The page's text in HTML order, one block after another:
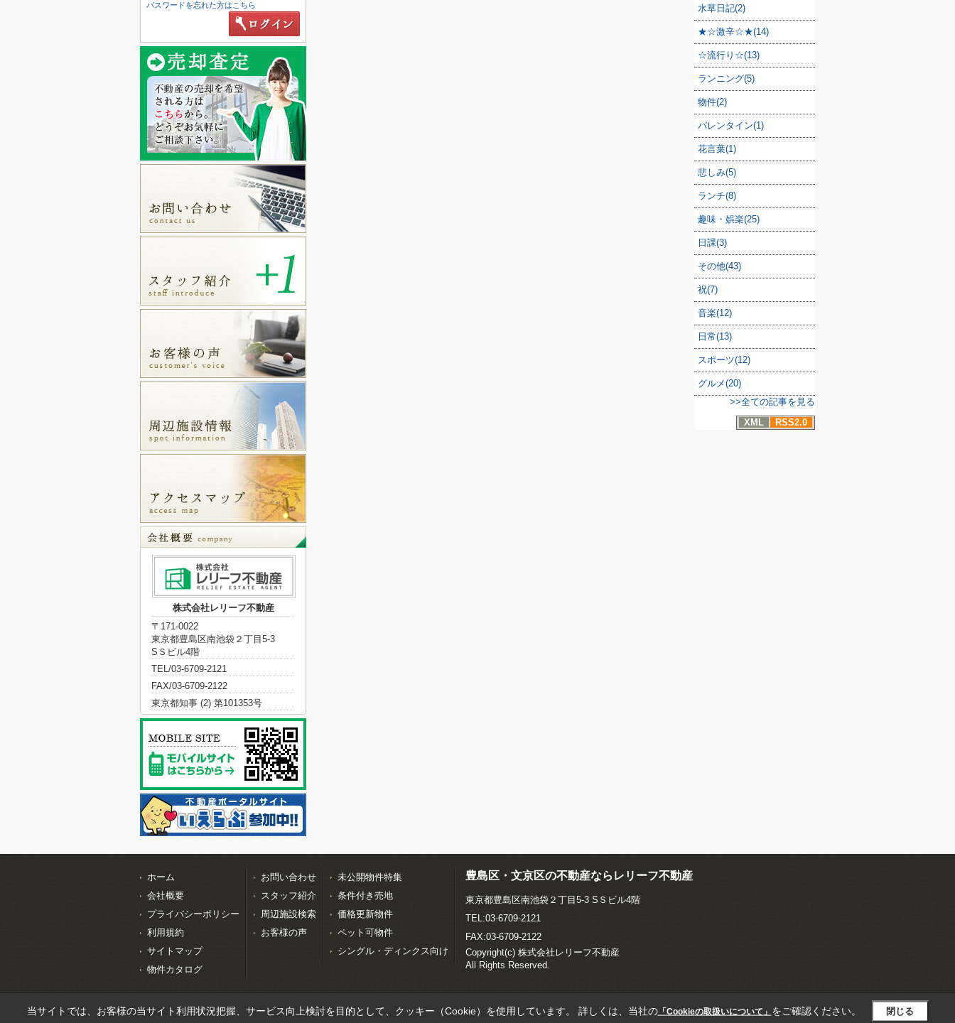
水草日記(2)
★☆激辛☆★(14)
☆流行り☆(13)
ランニング(5)
物件(2)
バレンタイン(1)
花言葉(1)
悲しみ(5)
ランチ(8)
趣味・娯楽(25)
日課(3)
その他(43)
祝(7)
音楽(12)
日常(13)
スポーツ(12)
グルメ(20)
>>全ての記事を見る
XML
RSS2.0
パスワードを忘れた方はこちら
株式会社レリーフ不動産
〒171-0022
東京都豊島区南池袋２丁目5-3
SＳビル4階
TEL/03-6709-2121
FAX/03-6709-2122
東京都知事 (2) 第101353号
ホーム
会社概要
プライバシーポリシー
利用規約
サイトマップ
物件カタログ
お問い合わせ
スタッフ紹介
周辺施設検索
お客様の声
未公開物件特集
条件付き売地
価格更新物件
ペット可物件
シングル・ディンクス向け
豊島区・文京区の不動産ならレリーフ不動産
東京都豊島区南池袋２丁目5-3 SＳビル4階
TEL:03-6709-2121
FAX:03-6709-2122
Copyright(c) 株式会社レリーフ不動産
All Rights Reserved.
当サイトでは、お客様の当サイト利用状況把握、サービス向上検討を目的として、クッキー（Cookie）を使用しています。 詳しくは、当社の「Cookieの取扱いについて」 をご確認ください。 閉じる